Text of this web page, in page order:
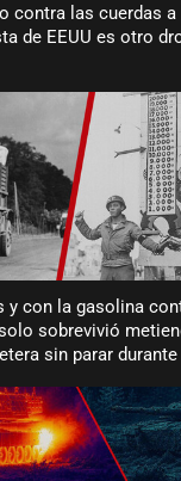
contra las cuerdas
de EEUU es otro
y con la gasolina
sobrevivió
sin parar durante